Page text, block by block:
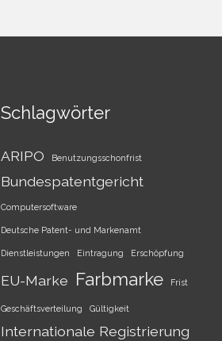
Schlagwörter
ARIPO Benutzungsschonfrist
Bundespatentgericht
Computersoftware
Deutsche Patent- und Markenamt
Dienstleistungen Eintragung Erschöpfung
EU-Marke Farbmarke Frist
Geschäftsverteilung Gültigkeit
Internationale Registrierung